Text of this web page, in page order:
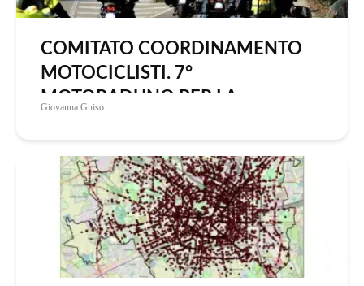
COMITATO COORDINAMENTO
MOTOCICLISTI. 7°
MOTORADUNO PER LA
Giovanna Guiso